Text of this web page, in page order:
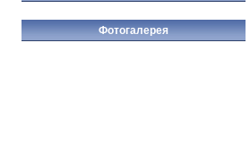
Фотогалерея